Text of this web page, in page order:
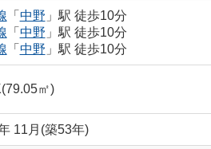
「 中野 」駅 徒歩10分
「 中野 」駅 徒歩10分
「 中野 」駅 徒歩10分
㎡)
11月(築53年)